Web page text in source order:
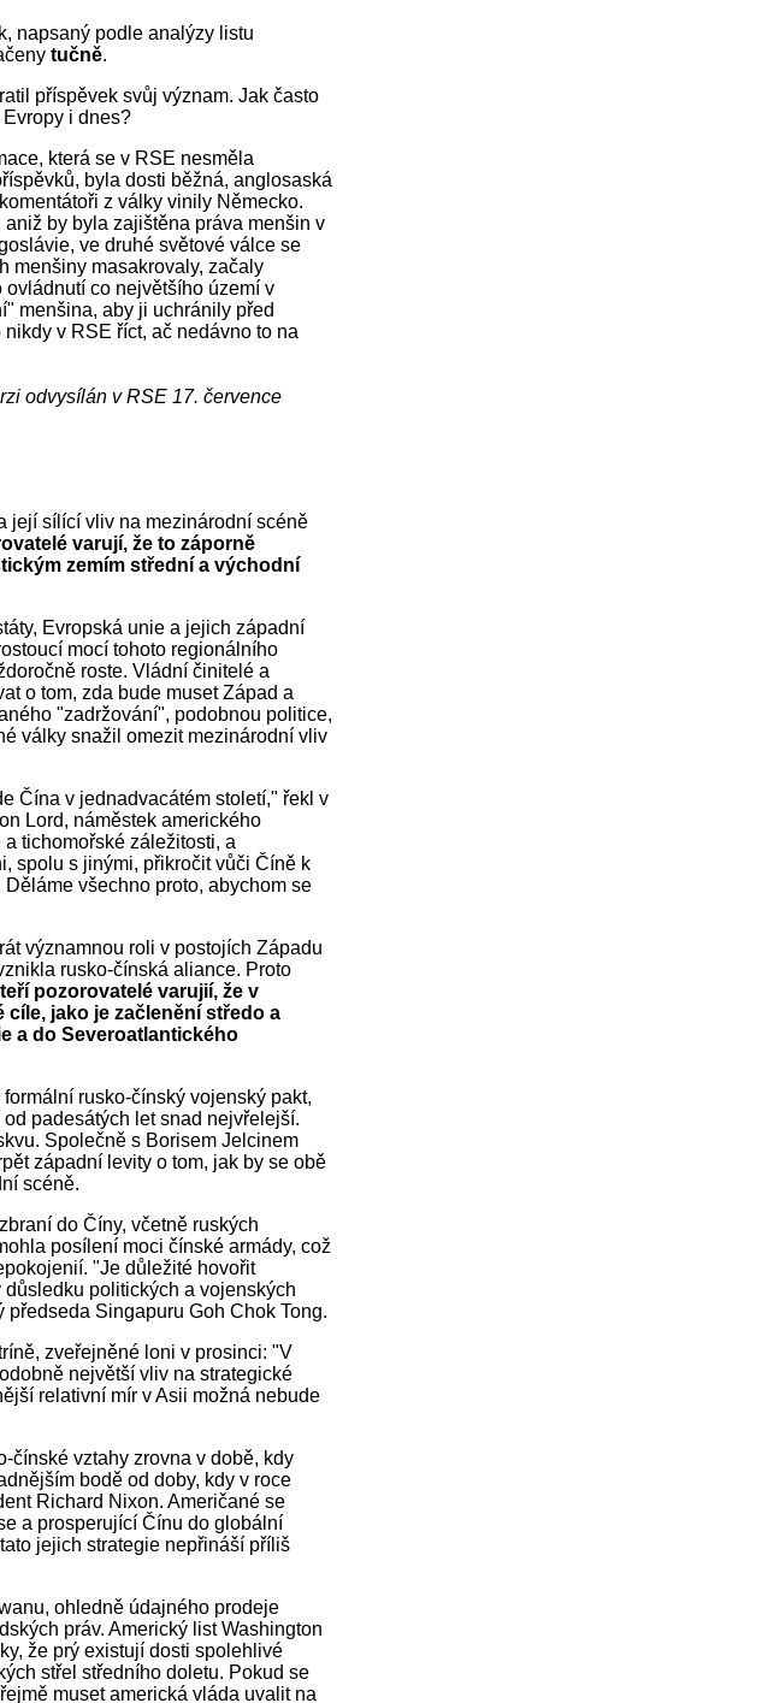
napsaný podle analýzy listu
tučně.
příspěvek svůj význam. Jak často
i dnes?
která se v RSE nesměla
byla dosti běžná, anglosaská
z války vinily Německo.
by byla zajištěna práva menšin v
ve druhé světové válce se
menšiny masakrovaly, začaly
co největšího území v
menšina, aby ji uchránily před
v RSE říct, ač nedávno to na
odvysílán v RSE 17. července
její sílící vliv na mezinárodní scéně
varují, že to záporně
zemím střední a východní
Evropská unie a jejich západní
mocí tohoto regionálního
roste. Vládní činitelé a
o tom, zda bude muset Západ a
"zadržování", podobnou politice,
války snažil omezit mezinárodní vliv
Čína v jednadvacátém století," řekl v
Lord, náměstek amerického
tichomořské záležitosti, a
spolu s jinými, přikročit vůči Číně k
všechno proto, abychom se
významnou roli v postojích Západu
rusko-čínská aliance. Proto
pozorovatelé varujií, že v
jako je začlenění středo a
a do Severoatlantického
rusko-čínský vojenský pakt,
padesátých let snad nejvřelejší.
Společně s Borisem Jelcinem
západní levity o tom, jak by se obě
scéně.
do Číny, včetně ruských
posílení moci čínské armády, což
"Je důležité hovořit
politických a vojenských
Singapuru Goh Chok Tong.
zveřejněné loni v prosinci: "V
největší vliv na strategické
relativní mír v Asii možná nebude
čínské vztahy zrovna v době, kdy
bodě od doby, kdy v roce
Richard Nixon. Američané se
a prosperující Čínu do globální
jejich strategie nepřináší příliš
ohledně údajného prodeje
práv. Americký list Washington
že prý existují dosti spolehlivé
střel středního doletu. Pokud se
muset americká vláda uvalit na